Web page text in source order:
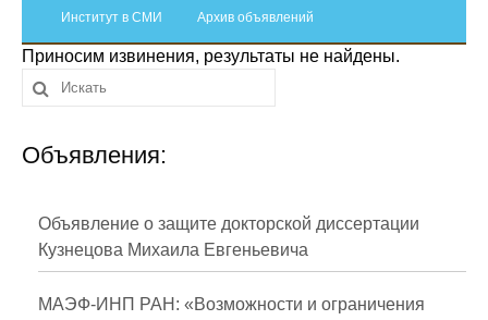
Отчетность
Противодействие коррупции
Материалы для СМИ
Публикации
Научная жизнь
Институт в СМИ Архив объявлений
Приносим извинения, результаты не найдены.
Объявления:
Объявление о защите докторской диссертации
Кузнецова Михаила Евгеньевича
МАЭФ-ИНП РАН: «Возможности и ограничения